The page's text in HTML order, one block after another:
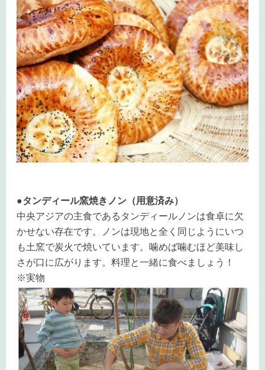
●タンディール窯焼きノン（用意済み）
中央アジアの主食であるタンディールノンは食卓に欠
かせない存在です。ノンは現地と全く同じようにいつ
も土窯で炭火で焼いています。噛めば噛むほど美味し
さが口に広がります。料理と一緒に食べましょう！
※実物